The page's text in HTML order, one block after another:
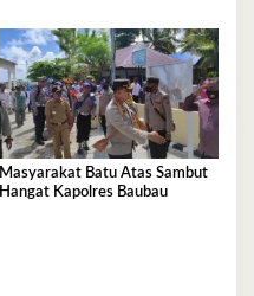
Masyarakat Batu Atas Sambut
Hangat Kapolres Baubau